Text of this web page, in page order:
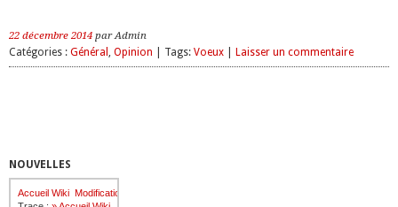
22 décembre 2014 par Admin
Catégories : Général , Opinion | Tags: Voeux Laisser un commentaire
NOUVELLES